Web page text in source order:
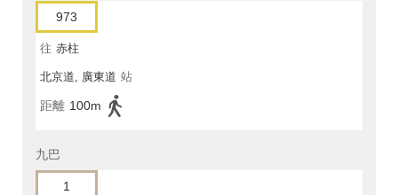
973
往 赤柱
北京道, 廣東道 站
距離 100m
九巴
1